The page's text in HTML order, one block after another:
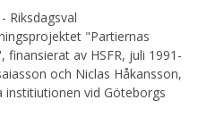
Riksdagsval
"Partiernas
finansierat av HSFR, juli 1991-
och Niclas Håkansson,
institiutionen vid Göteborgs